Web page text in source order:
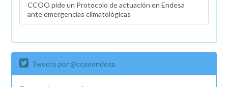
CCOO pide un Protocolo de actuación en Endesa
ante emergencias climatológicas
Tweets por @ccooendesa